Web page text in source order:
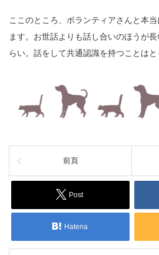
ここのところ、ボランティアさんと本
ます。お世話よりも話し合いのほうが
らい。話をして共通認識を持つことはと
前頁
Post
Hatena